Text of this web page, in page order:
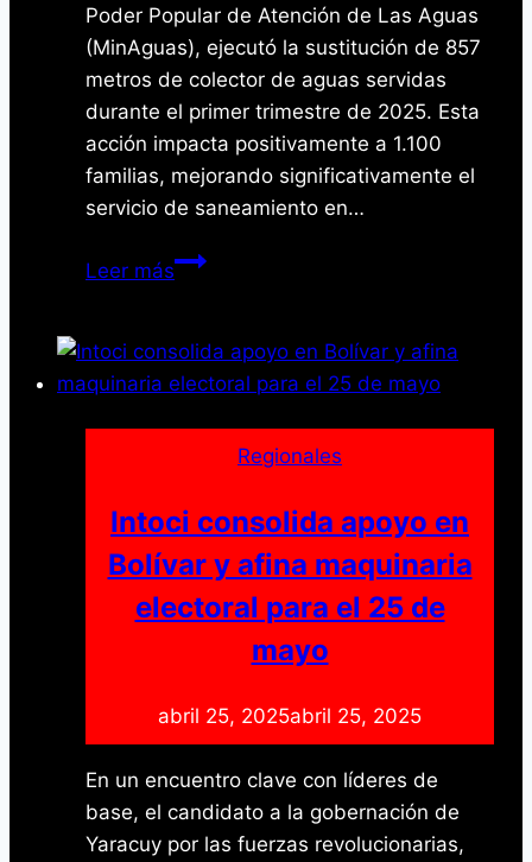
Poder Popular de Atención de Las Aguas
(MinAguas), ejecutó la sustitución de 857
metros de colector de aguas servidas
durante el primer trimestre de 2025. Esta
acción impacta positivamente a 1.100
familias, mejorando significativamente el
servicio de saneamiento en…
Leer másGobierno
sistema
de
servidas
Yaracuy
beneficio
de
Regionales
Intoci consolida apoyo en
Bolívar y afina maquinaria
electoral para el 25 de
mayo
abril 25, 2025abril 25, 2025
En un encuentro clave con líderes de
base, el candidato a la gobernación de
Yaracuy por las fuerzas revolucionarias,